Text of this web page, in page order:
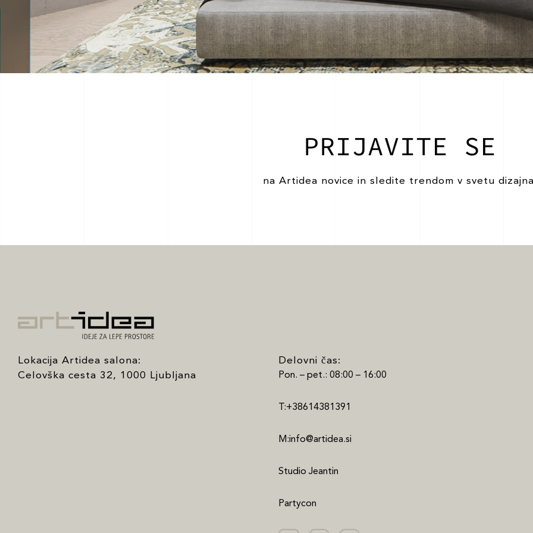
PRIJAVITE SE
na Artidea novice in sledite trendom v svetu
Lokacija Artidea salona:
Celovška cesta 32, 1000 Ljubljana
Delovni čas:
Pon. – pet.: 08:00 – 16:00
T:+38614381391
M:info@artidea.si
Studio Jeantin
Partycon